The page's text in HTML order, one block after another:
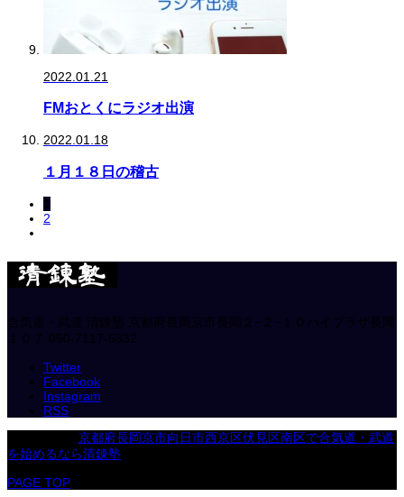
2022.01.21
FMおとくにラジオ出演
2022.01.18
１月１８日の稽古
1
2
合気道・武道 清錬塾 京都府長岡京市長岡２−２−１０ハイプラザ長岡
１０７ 050-7117-6332
Twitter
Facebook
Instagram
RSS
京都府長岡京市向日市西京区伏見区南区で合気道・武道
を始めるなら清錬塾
PAGE TOP